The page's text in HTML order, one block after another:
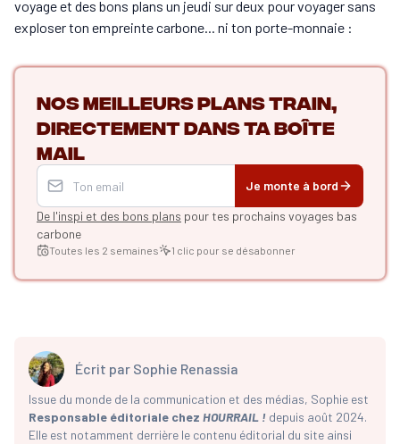
voyage et des bons plans un jeudi sur deux pour voyager sans
exploser ton empreinte carbone... ni ton porte-monnaie :
Nos meilleurs plans train,
directement dans ta boîte
mail
Je monte à bord
De l'inspi et des bons plans pour tes prochains voyages bas
carbone
Toutes les 2 semaines 1 clic pour se désabonner
Écrit par Sophie Renassia
Issue du monde de la communication et des médias, Sophie est
Responsable éditoriale chez HOURRAIL ! depuis août 2024.
Elle est notamment derrière le contenu éditorial du site ainsi